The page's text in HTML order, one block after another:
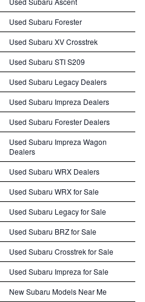
Used Subaru Forester
Used Subaru XV Crosstrek
Used Subaru STI S209
Used Subaru Legacy Dealers
Used Subaru Impreza Dealers
Used Subaru Forester Dealers
Used Subaru Impreza Wagon
Dealers
Used Subaru WRX Dealers
Used Subaru WRX for Sale
Used Subaru Legacy for Sale
Used Subaru BRZ for Sale
Used Subaru Crosstrek for Sale
Used Subaru Impreza for Sale
New Subaru Models Near Me